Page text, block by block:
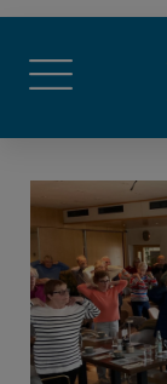
26.
“Kaffee